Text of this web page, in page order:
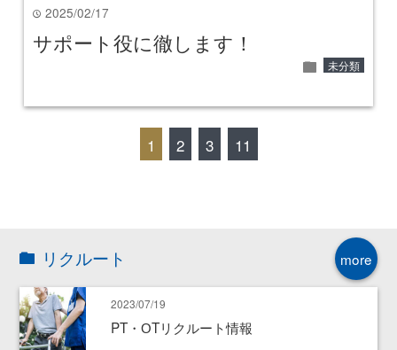
time 2025/02/17
サポート役に徹します！
folder 未分類
1 2 3 11
more
リクルート
2023/07/19
PT・ОTリクルート情報